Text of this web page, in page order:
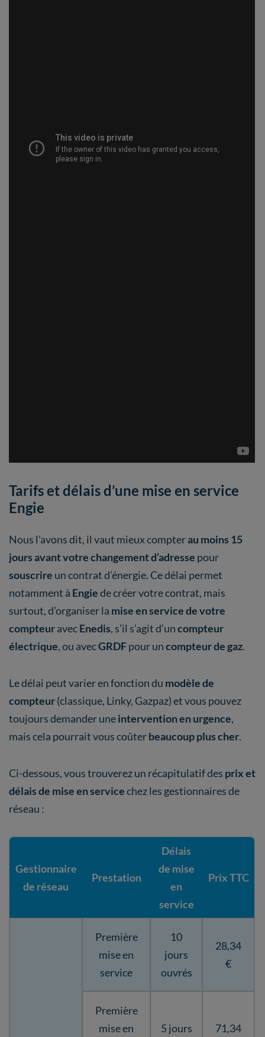
Tarifs et délais d’une mise en service
Engie
Nous l’avons dit, il vaut mieux compterau moins 15
jours avant votre changement d’adresse pour
souscrire un contrat d’énergie. Ce délai permet
notamment à Engiede créer votre contrat, mais
surtout, d’organiser la mise en service de votre
compteuravecEnedis, s’il s’agit d’uncompteur
électrique, ou avecGRDFpour uncompteur de gaz.
Le délai peut varier en fonction du modèle de
compteur(classique, Linky, Gazpaz) et vous pouvez
toujours demander uneintervention en urgence,
mais cela pourrait vous coûterbeaucoup plus cher.
Ci-dessous, vous trouverez un récapitulatif des prix et
délais de mise en servicechez les gestionnaires de
réseau :
Gestionnaire
de réseau
Prestation
Délais
de mise
en
service
Prix TTC
Première
mise en
service
10
jours
ouvrés
28,34
€
Première
mise en
5 jours
71,34